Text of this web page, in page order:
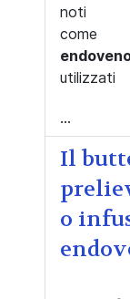
noti
utilizzati
...
Il
o